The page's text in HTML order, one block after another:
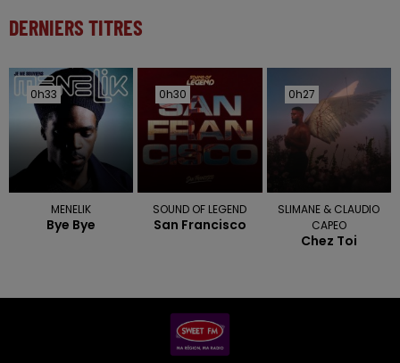
DERNIERS TITRES
0h33
0h33
MENELIK
Bye Bye
0h30
0h30
SOUND OF LEGEND
San Francisco
0h27
0h27
SLIMANE & CLAUDIO
CAPEO
Chez Toi